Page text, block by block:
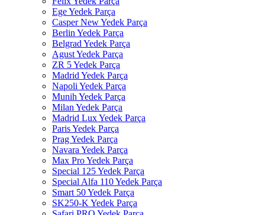
Ege Yedek Parça
Casper New Yedek Parça
Berlin Yedek Parça
Belgrad Yedek Parça
Agust Yedek Parça
ZR 5 Yedek Parça
Madrid Yedek Parça
Napoli Yedek Parça
Munih Yedek Parça
Milan Yedek Parça
Madrid Lux Yedek Parça
Paris Yedek Parça
Prag Yedek Parça
Navara Yedek Parça
Max Pro Yedek Parça
Special 125 Yedek Parça
Special Alfa 110 Yedek Parça
Smart 50 Yedek Parça
SK250-K Yedek Parça